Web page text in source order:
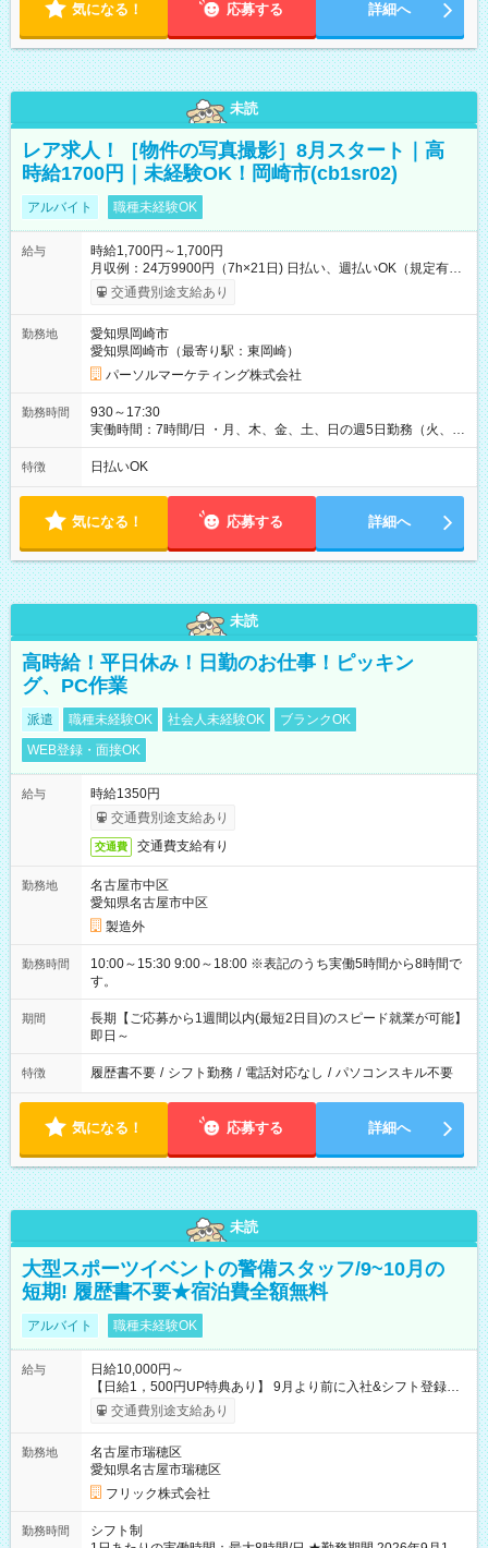
気になる！ 応募する 詳細へ
未読
レア求人！［物件の写真撮影］8月スタート｜高
時給1700円｜未経験OK！岡崎市(cb1sr02)
アルバイト 職種未経験OK
給与
時給1,700円～1,700円
月収例：24万9900円（7h×21日) 日払い、週払いOK（規定有
り） 【試用期間】試用期間なし
交通費別途支給あり
勤務地
愛知県岡崎市
愛知県岡崎市（最寄り駅：東岡崎）
パーソルマーケティング株式会社
勤務時間
930～17:30
実働時間：7時間/日 ・月、木、金、土、日の週5日勤務（火、水
は固定休です／夏季、年末年始等、長期休暇有り！） ・ワンシ
フト！ 残業ほぼナシ（0～5h/月）
特徴 日払いOK
気になる！ 応募する 詳細へ
未読
高時給！平日休み！日勤のお仕事！ピッキン
グ、PC作業
派遣 職種未経験OK 社会人未経験OK
ブランクOK
WEB登録・面接OK
給与
時給1350円
交通費別途支給あり
交通費 交通費支給有り
勤務地
名古屋市中区
愛知県名古屋市中区
製造外
勤務時間
10:00～15:30 9:00～18:00 ※表記のうち実働5時間から8時間で
す。
期間
長期【ご応募から1週間以内(最短2日目)のスピード就業が可能】
即日～
特徴 履歴書不要 / シフト勤務 / 電話対応なし / パソコンスキル不要
気になる！ 応募する 詳細へ
未読
大型スポーツイベントの警備スタッフ/9~10月の
短期! 履歴書不要★宿泊費全額無料
アルバイト 職種未経験OK
給与
日給10,000円～
【日給1，500円UP特典あり】 9月より前に入社&シフト登録す
ると 期間中(9/16~10/23) の日給がUP! 日給1万1500円でしっか
り稼げます♪ 【試用期間】試用期間なし
交通費別途支給あり
勤務地
名古屋市瑞穂区
愛知県名古屋市瑞穂区
フリック株式会社
勤務時間
シフト制